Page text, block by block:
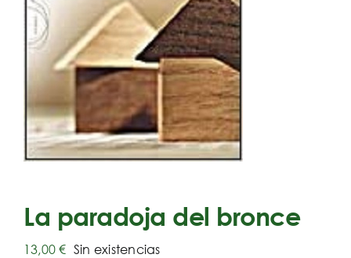
La paradoja del bronce
13,00€ Sin existencias